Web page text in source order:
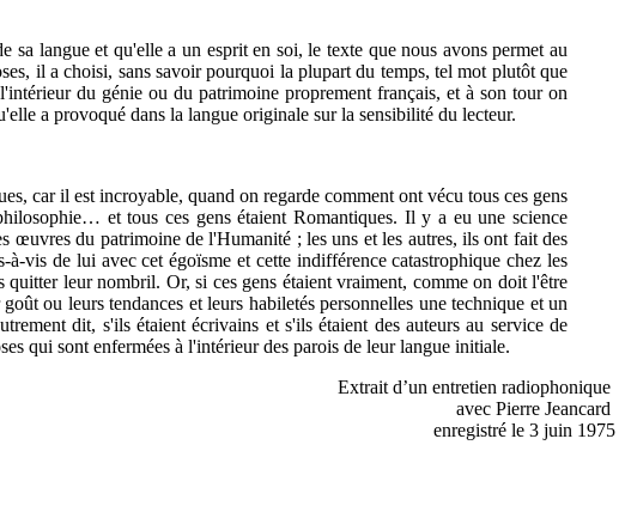
langue et qu'elle a un esprit en soi, le texte que nous avons permet au
il a choisi, sans savoir pourquoi la plupart du temps, tel mot plutôt que
du génie ou du patrimoine proprement français, et à son tour on
a provoqué dans la langue originale sur la sensibilité du lecteur.
car il est incroyable, quand on regarde comment ont vécu tous ces gens
et tous ces gens étaient Romantiques. Il y a eu une science
œuvres du patrimoine de l'Humanité ; les uns et les autres, ils ont fait des
vis de lui avec cet égoïsme et cette indifférence catastrophique chez les
leur nombril. Or, si ces gens étaient vraiment, comme on doit l'être
ou leurs tendances et leurs habiletés personnelles une technique et un
dit, s'ils étaient écrivains et s'ils étaient des auteurs au service de
qui sont enfermées à l'intérieur des parois de leur langue initiale.
Extrait d’un entretien radiophonique
avec Pierre Jeancard
enregistré le 3 juin 1975